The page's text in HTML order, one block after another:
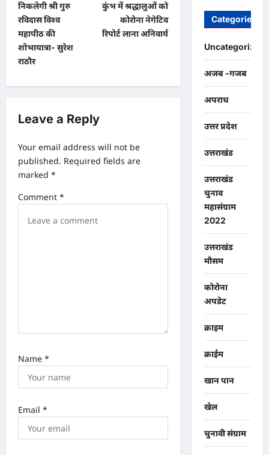
t
n
a
v
i
a
i
o
n
निकलेगी श्री गुरु
रविदास विश्व
महापीठ की
शोभायात्रा- सुरेश
राठौर
कुंभ में श्रद्धालुओं को
कोरोना नेगेटिव
रिपोर्ट लाना अनिवार्य
Leave a Reply
Your email address will not be
published. Required fields are
marked *
Comment *
Name *
Email *
Categories
Uncategorized
अजब -गजब
अपराध
उत्तर प्रदेश
उत्तराखंड
उत्तराखंड
चुनाव
महासंग्राम
2022
उत्तराखंड
मौसम
कोरोना
अपडेट
क्राइम
क्राईम
खान पान
खेल
चुनावी संग्राम